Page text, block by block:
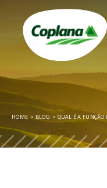
HOME BLOG
QUAL É A FUNÇÃO